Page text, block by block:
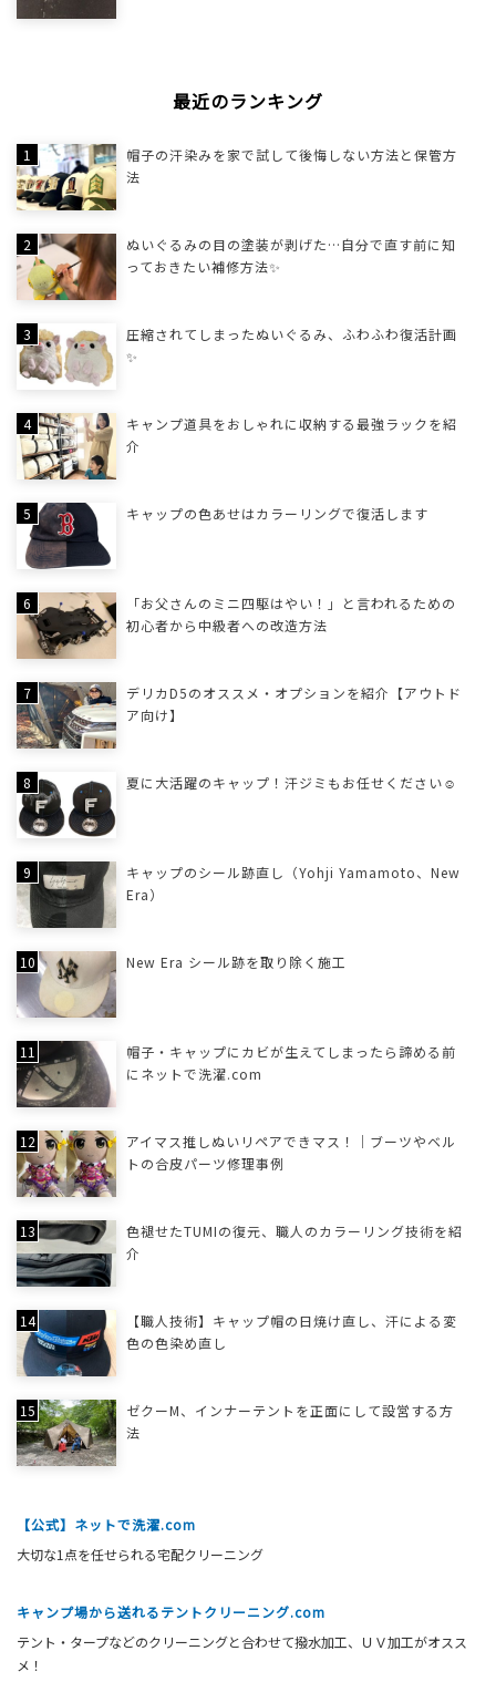
最近のランキング
帽子の汗染みを家で試して後悔しない方法と保管方
法
ぬいぐるみの目の塗装が剥げた…自分で直す前に知
っておきたい補修方法✨
圧縮されてしまったぬいぐるみ、ふわふわ復活計画
✨
キャンプ道具をおしゃれに収納する最強ラックを紹
介
キャップの色あせはカラーリングで復活します
「お父さんのミニ四駆はやい！」と言われるための
初心者から中級者への改造方法
デリカD5のオススメ・オプションを紹介【アウトド
ア向け】
夏に大活躍のキャップ！汗ジミもお任せください☺
キャップのシール跡直し（Yohji Yamamoto、New
Era）
New Era シール跡を取り除く施工
帽子・キャップにカビが生えてしまったら諦める前
にネットで洗濯.com
アイマス推しぬいリペアできマス！｜ブーツやベル
トの合皮パーツ修理事例
色褪せたTUMIの復元、職人のカラーリング技術を紹
介
【職人技術】キャップ帽の日焼け直し、汗による変
色の色染め直し
ゼクーM、インナーテントを正面にして設営する方
法
【公式】ネットで洗濯.com
大切な1点を任せられる宅配クリーニング
キャンプ場から送れるテントクリーニング.com
テント・タープなどのクリーニングと合わせて撥水加工、ＵＶ加工がオスス
メ！